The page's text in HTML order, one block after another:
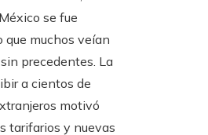
se fue
que muchos veían
precedentes. La
a cientos de
motivó
tarifarios y nuevas